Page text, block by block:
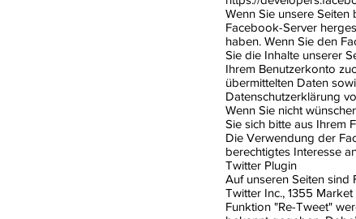
Wenn Sie unsere
Facebook-Server
haben. Wenn Sie den
Sie die Inhalte unserer
Ihrem Benutzerkonto
übermittelten Daten
Datenschutzerklärung
Wenn Sie nicht
Sie sich bitte aus Ihrem
Die Verwendung der
berechtigtes Interesse
Twitter Plugin
Auf unseren Seiten
Twitter Inc., 1355
Funktion "Re-Tweet"